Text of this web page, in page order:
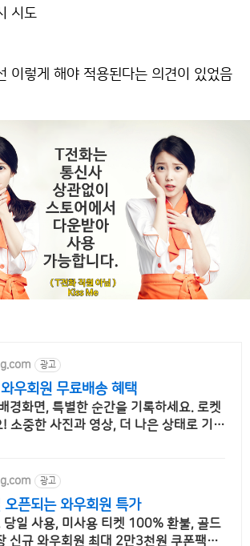
시도
이렇게 해야 적용된다는 의견이 있었음
광고
우회원 무료배송 혜택
경화면, 특별한 순간을 기록하세요. 로켓
소중한 사진과 영상, 더 나은 상태로 기록
광고
픈되는 와우회원 특가
당일 사용, 미사용 티켓 100% 환불, 골드
신규 와우회원 최대 2만3천원 쿠폰팩+